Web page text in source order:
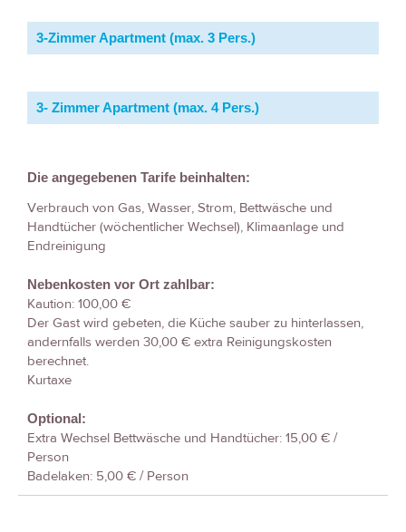
3-Zimmer Apartment (max. 3 Pers.)
3- Zimmer Apartment (max. 4 Pers.)
Die angegebenen Tarife beinhalten:
Verbrauch von Gas, Wasser, Strom, Bettwäsche und
Handtücher (wöchentlicher Wechsel), Klimaanlage und
Endreinigung
Nebenkosten vor Ort zahlbar:
Kaution: 100,00 €
Der Gast wird gebeten, die Küche sauber zu hinterlassen,
andernfalls werden 30,00 € extra Reinigungskosten
berechnet.
Kurtaxe
Optional:
Extra Wechsel Bettwäsche und Handtücher: 15,00 € /
Person
Badelaken: 5,00 € / Person